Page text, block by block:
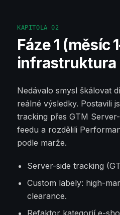
KAPITOLA02
Fáze 1 (měsíc
infrastruktura
Nedávalo smysl škálovat
reálné výsledky. Postavili
tracking přes GTM
feedu a rozdělili
podle marže.
Server-side tracking
Custom labely: high-
clearance.
Refaktor kategorií e-